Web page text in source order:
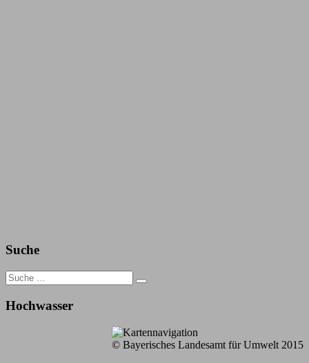
Suche
Search
for:
Hochwasser
© Bayerisches Landesamt für Umwelt 2015